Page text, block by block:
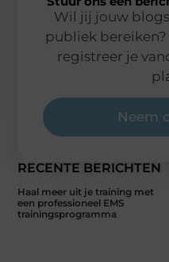
RECENTE BERICHTEN
Haal meer uit je training met
een professioneel EMS
trainingsprogramma
Wil jij jouw
publiek
registreer je
Neem